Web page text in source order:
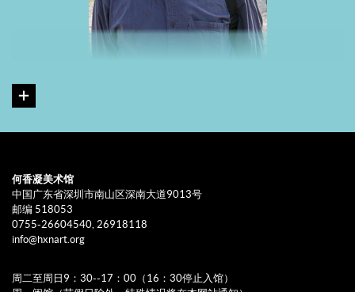
专著：《学院的黄昏》、《中国当代油画家个案研究——刘小东》、
《从英雄颂歌到平凡世界——中国现代美术思潮》、《偏锋——中国
当代艺术家评论》、《世界美术全集第20卷（20世纪西方艺
何香凝美术馆
中国广东省深圳市南山区深南大道9013号
邮编 518053
0755-26604540, 26918118
info@hxnart.org
周二至周日9：30--17：00（16：30停止入馆）